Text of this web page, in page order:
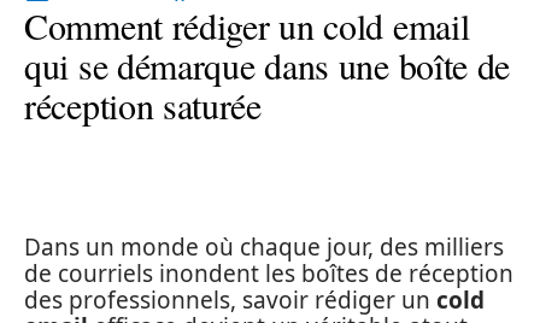
Comment rédiger un cold email
qui se démarque dans une boîte de
réception saturée
Dans un monde où chaque jour, des milliers
de courriels inondent les boîtes de réception
des professionnels, savoir rédiger un cold